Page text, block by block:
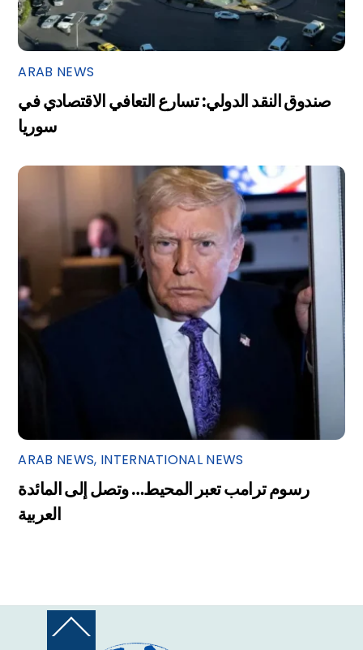
ARAB NEWS
صندوق النقد الدولي: تسارع التعافي الاقتصادي في
سوريا
ARAB NEWS, INTERNATIONAL NEWS
رسوم ترامب تعبر المحيط… وتصل إلى المائدة
العربية
Back